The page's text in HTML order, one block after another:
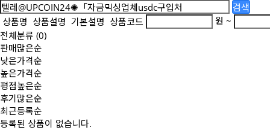
검색
상품명 상품설명 기본설명 상품코드
원 ~
전체분류 (0)
판매많은순
낮은가격순
높은가격순
평점높은순
후기많은순
최근등록순
등록된 상품이 없습니다.